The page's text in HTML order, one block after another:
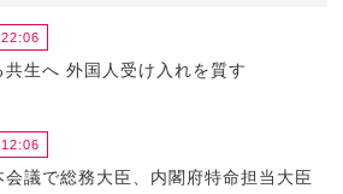
共生へ 外国人受け入れを質す
会議で総務大臣、内閣府特命担当大臣